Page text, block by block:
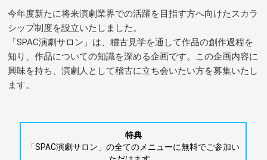
今年度新たに将来演劇業界での活躍を目指す方へ向けたスカラ
シップ制度を設立いたしました。
「SPAC演劇サロン」は、稽古見学を通して作品の創作過程を
知り、作品についての知識を深める企画です。この企画内容に
興味を持ち、演劇人として稽古に立ち会いたい方を募集いたし
ます。
特典
「SPAC演劇サロン」の全てのメニューに無料でご参加い